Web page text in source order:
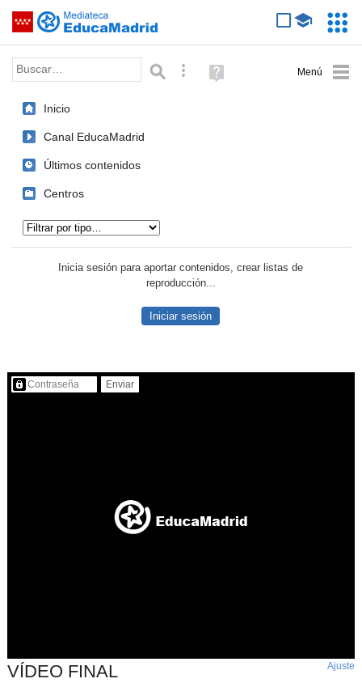
Saltar navegación
Palabra o frase: Búsqueda avanzada
Ayuda
(en
Inicio
Canal EducaMadrid
Últimos contenidos
Centros
Inicia sesión para aportar contenidos, crear listas de
reproducción...
Iniciar sesión
Contenido protegido…
VÍDEO FINAL Ajuste